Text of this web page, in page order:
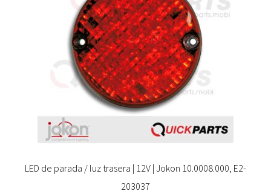
LED de parada / luz trasera | 12V | Jokon 10.0008.000, E2-
203037